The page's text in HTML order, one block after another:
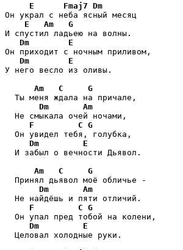
E
Fmaj7 Dm
Он украл с неба ясный месяц
E
Am
G
И спустил ладьею на волны.
Dm
E
Он приходит с ночным приливом,
Dm
E
У него весло из оливы.
Am
C
G
  Ты меня ждала на причале,
Dm
Am
  Не смыкала очей ночами,
F
C G
  Он увидел тебя, голубка,
Dm
E
  И забыл о вечности Дьявол.
Am
C
G
  Принял дьявол моё обличье -
Dm
Am
  Не найдёшь и пяти отличий.
F
C G
  Он упал пред тобой на колени,
Dm
E
  Целовал холодные руки.